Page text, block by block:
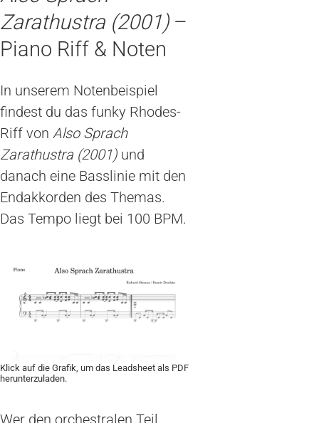
Zarathustra (2001)–
Piano Riff & Noten
In unserem Notenbeispiel
findest du das funky Rhodes-
Riff von Also Sprach
Zarathustra (2001) und
danach eine Basslinie mit den
Endakkorden des Themas.
Das Tempo liegt bei 100 BPM.
Klick auf die Grafik, um das Leadsheet als PDF
herunterzuladen.
Wer den orchestralen Teil